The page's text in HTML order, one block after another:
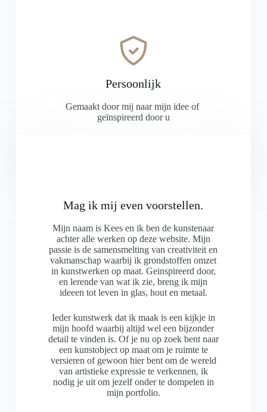
Persoonlijk
Gemaakt door mij naar mijn idee of
geïnspireerd door u
Mag ik mij even voorstellen.
Mijn naam is Kees en ik ben de kunstenaar
achter alle werken op deze website. Mijn
passie is de samensmelting van creativiteit en
vakmanschap waarbij ik grondstoffen omzet
in kunstwerken op maat. Geinspireerd door,
en lerende van wat ik zie, breng ik mijn
ideeen tot leven in glas, hout en metaal.
Ieder kunstwerk dat ik maak is een kijkje in
mijn hoofd waarbij altijd wel een bijzonder
detail te vinden is. Of je nu op zoek bent naar
een kunstobject op maat om je ruimte te
versieren of gewoon hier bent om de wereld
van artistieke expressie te verkennen, ik
nodig je uit om jezelf onder te dompelen in
mijn portfolio.